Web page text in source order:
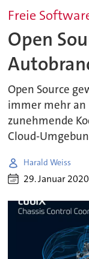
Freie
Open
Open Source
immer mehr an
zunehmende
Cloud-
Harald Weiss
29. Januar 2020